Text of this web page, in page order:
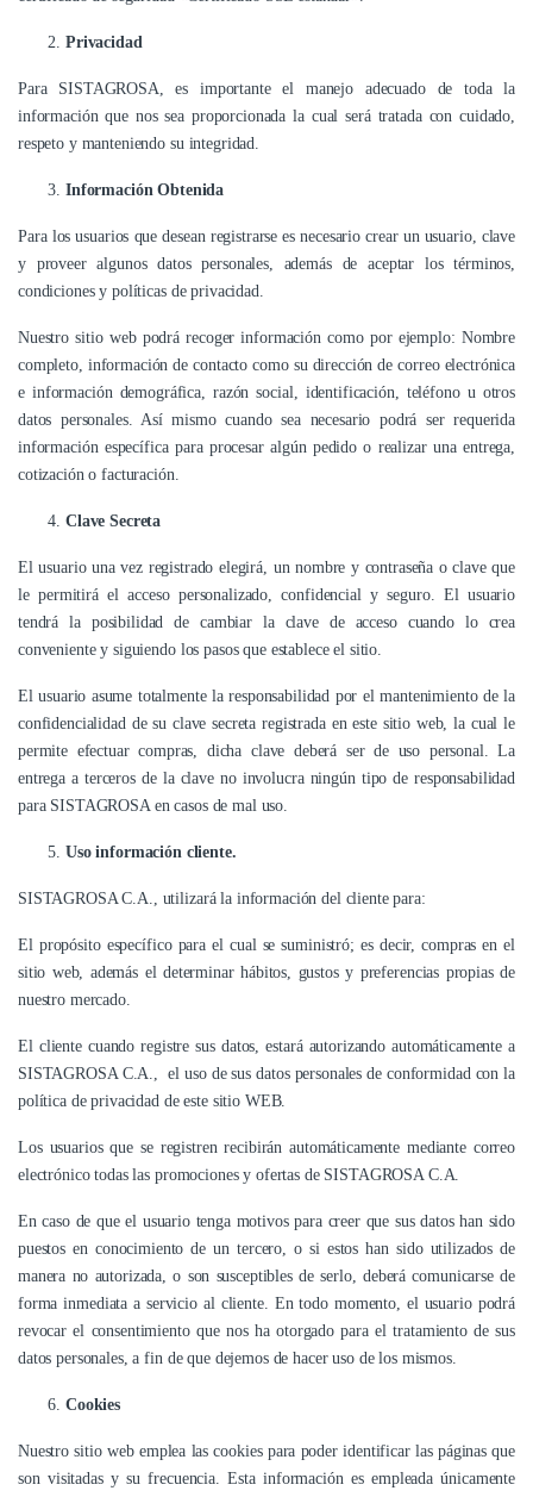
Privacidad
Para SISTAGROSA, es importante el manejo adecuado de toda la
información que nos sea proporcionada la cual será tratada con cuidado,
respeto y manteniendo su integridad.
Información Obtenida
Para los usuarios que desean registrarse es necesario crear un usuario, clave
y proveer algunos datos personales, además de aceptar los términos,
condiciones y políticas de privacidad.
Nuestro sitio web podrá recoger información como por ejemplo: Nombre
completo, información de contacto como su dirección de correo electrónica
e información demográfica, razón social, identificación, teléfono u otros
datos personales. Así mismo cuando sea necesario podrá ser requerida
información específica para procesar algún pedido o realizar una entrega,
cotización o facturación.
Clave Secreta
El usuario una vez registrado elegirá, un nombre y contraseña o clave que
le permitirá el acceso personalizado, confidencial y seguro. El usuario
tendrá la posibilidad de cambiar la clave de acceso cuando lo crea
conveniente y siguiendo los pasos que establece el sitio.
El usuario asume totalmente la responsabilidad por el mantenimiento de la
confidencialidad de su clave secreta registrada en este sitio web, la cual le
permite efectuar compras, dicha clave deberá ser de uso personal. La
entrega a terceros de la clave no involucra ningún tipo de responsabilidad
para SISTAGROSA en casos de mal uso.
Uso información cliente.
SISTAGROSA C.A., utilizará la información del cliente para:
El propósito específico para el cual se suministró; es decir, compras en el
sitio web, además el determinar hábitos, gustos y preferencias propias de
nuestro mercado.
El cliente cuando registre sus datos, estará autorizando automáticamente a
SISTAGROSA C.A., el uso de sus datos personales de conformidad con la
política de privacidad de este sitio WEB.
Los usuarios que se registren recibirán automáticamente mediante correo
electrónico todas las promociones y ofertas de SISTAGROSA C.A.
En caso de que el usuario tenga motivos para creer que sus datos han sido
puestos en conocimiento de un tercero, o si estos han sido utilizados de
manera no autorizada, o son susceptibles de serlo, deberá comunicarse de
forma inmediata a servicio al cliente. En todo momento, el usuario podrá
revocar el consentimiento que nos ha otorgado para el tratamiento de sus
datos personales, a fin de que dejemos de hacer uso de los mismos.
Cookies
Nuestro sitio web emplea las cookies para poder identificar las páginas que
son visitadas y su frecuencia. Esta información es empleada únicamente